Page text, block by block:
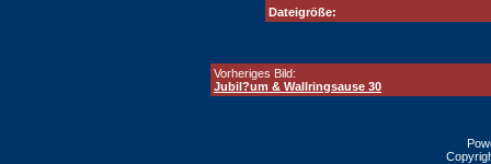
Dateigröße:
Vorheriges Bild:
Jubil?um & Wallringsause 30